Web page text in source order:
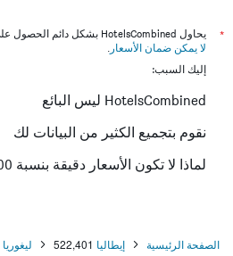
*
يحاول HotelsCombined بشكل دائم الحصول على الأسعار الدقيقة، ولكن
لا يمكن ضمان الأسعار .
إليك السبب:
HotelsCombined ليس البائع
نقوم بتجميع الكثير من البيانات لك
لماذا لا تكون الأسعار دقيقة بنسبة 100٪؟
الصفحة الرئيسية إيطاليا 522,401 ليغوريا